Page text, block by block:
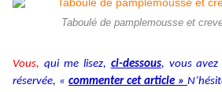
Taboulé de pamplemousse et
Vous, qui me lisez, ci-dessous, vous
réservée, « commenter cet article »